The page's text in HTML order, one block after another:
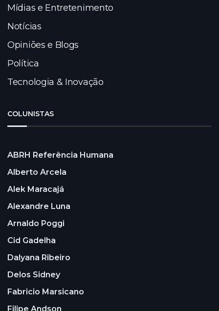
Mídias e Entretenimento
Notícias
Opiniões e Blogs
Política
Tecnologia & Inovação
COLUNISTAS
ABRH Referência Humana
Alberto Arcela
Alek Maracajá
Alexandre Luna
Arnaldo Poggi
Cid Gadelha
Dalyana Ribeiro
Delos Sidney
Fabricio Marsicano
Filipe Andson